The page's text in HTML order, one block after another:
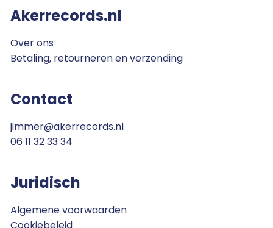
Akerrecords.nl
Over ons
Betaling, retourneren en verzending
Contact
jimmer@akerrecords.nl
06 11 32 33 34
Juridisch
Algemene voorwaarden
Cookiebeleid